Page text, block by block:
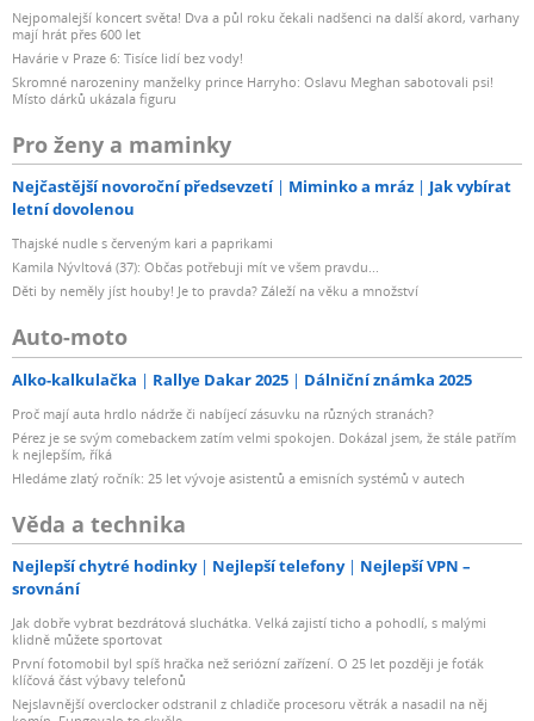
Nejpomalejší koncert světa! Dva a půl roku čekali nadšenci na další akord, varhany
mají hrát přes 600 let
Havárie v Praze 6: Tisíce lidí bez vody!
Skromné narozeniny manželky prince Harryho: Oslavu Meghan sabotovali psi!
Místo dárků ukázala figuru
Pro ženy a maminky
Nejčastější novoroční předsevzetí Miminko a mráz
Jak vybírat
letní dovolenou
Thajské nudle s červeným kari a paprikami
Kamila Nývltová (37): Občas potřebuji mít ve všem pravdu...
Děti by neměly jíst houby! Je to pravda? Záleží na věku a množství
Auto-moto
Alko-kalkulačka Rallye Dakar 2025 Dálniční známka 2025
Proč mají auta hrdlo nádrže či nabíjecí zásuvku na různých stranách?
Pérez je se svým comebackem zatím velmi spokojen. Dokázal jsem, že stále patřím
k nejlepším, říká
Hledáme zlatý ročník: 25 let vývoje asistentů a emisních systémů v autech
Věda a technika
Nejlepší chytré hodinky Nejlepší telefony
Nejlepší VPN –
srovnání
Jak dobře vybrat bezdrátová sluchátka. Velká zajistí ticho a pohodlí, s malými
klidně můžete sportovat
První fotomobil byl spíš hračka než seriózní zařízení. O 25 let později je foťák
klíčová část výbavy telefonů
Nejslavnější overclocker odstranil z chladiče procesoru větrák a nasadil na něj